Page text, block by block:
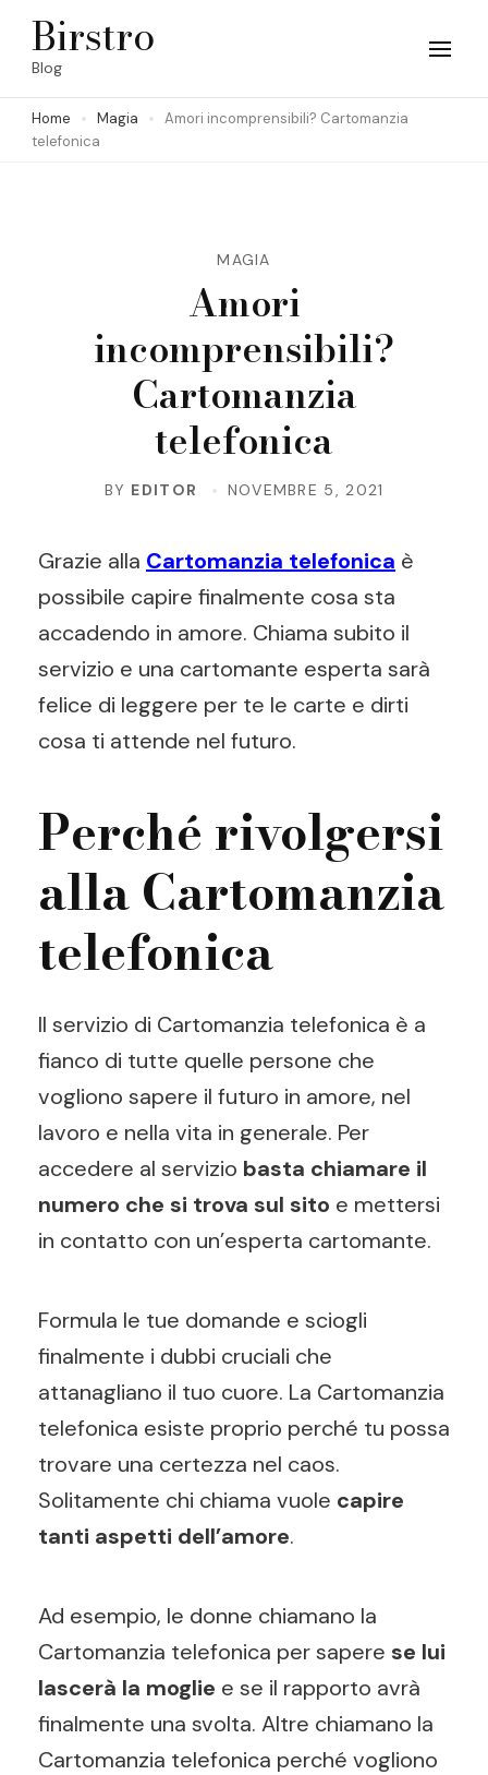
Skip
(Press
Birstro
Blog
Home Magia
Amori incomprensibili? Cartomanzia
telefonica
MAGIA
Amori
incomprensibili?
Cartomanzia
telefonica
BY EDITOR NOVEMBRE 5, 2021
Grazie alla Cartomanzia telefonica è
possibile capire finalmente cosa sta
accadendo in amore. Chiama subito il
servizio e una cartomante esperta sarà
felice di leggere per te le carte e dirti
cosa ti attende nel futuro.
Perché rivolgersi
alla Cartomanzia
telefonica
Il servizio di Cartomanzia telefonica è a
fianco di tutte quelle persone che
vogliono sapere il futuro in amore, nel
lavoro e nella vita in generale. Per
accedere al servizio basta chiamare il
numero che si trova sul sito e mettersi
in contatto con un’esperta cartomante.
Formula le tue domande e sciogli
finalmente i dubbi cruciali che
attanagliano il tuo cuore. La Cartomanzia
telefonica esiste proprio perché tu possa
trovare una certezza nel caos.
Solitamente chi chiama vuole capire
tanti aspetti dell’amore.
Ad esempio, le donne chiamano la
Cartomanzia telefonica per sapere se lui
lascerà la moglie e se il rapporto avrà
finalmente una svolta. Altre chiamano la
Cartomanzia telefonica perché vogliono